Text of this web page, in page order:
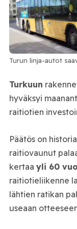
Turun linja-autot
Turkuun
hyväksyi
raitiotien
Päätös on
raitiovaunut
kertaa yli 60
raitiotieliikenne
lähtien ratikan
useaan